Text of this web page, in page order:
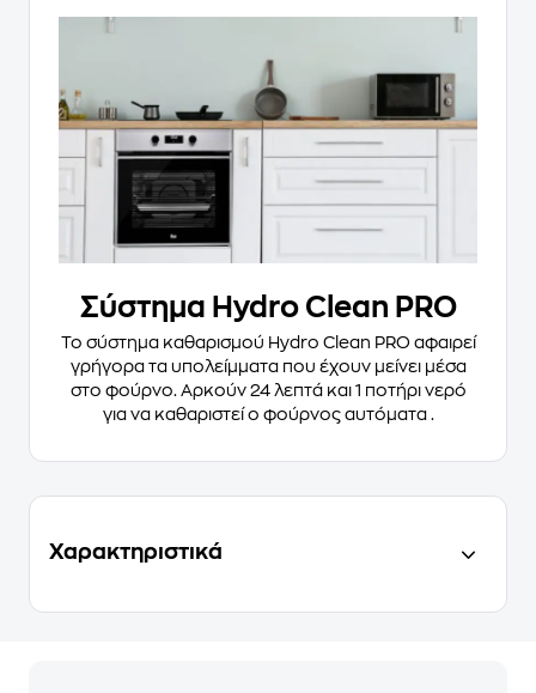
Σύστημα Hydro Clean PRO
Το σύστημα καθαρισμού Hydro Clean PRO αφαιρεί
γρήγορα τα υπολείμματα που έχουν μείνει μέσα
στο φούρνο. Αρκούν 24 λεπτά και 1 ποτήρι νερό
για να καθαριστεί ο φούρνος αυτόματα .
Χαρακτηριστικά